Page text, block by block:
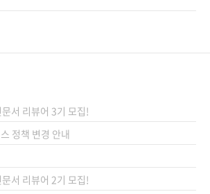
할 그 무언가가 필요
같습니다. 그리고
과 그 대처를 기술적
이 책도 현재 절판
이펍의 네 번째 보안
, 그리고 코드는 거
으로 구성된 보안 교
서 리뷰어 3기 모집!
정책 변경 안내
서 리뷰어 2기 모집!